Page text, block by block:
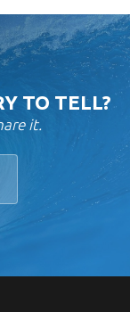
TO TELL?
it.